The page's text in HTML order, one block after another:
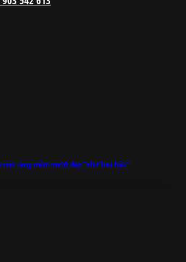
căng mềm mượt đẹp “như hoa hậu”